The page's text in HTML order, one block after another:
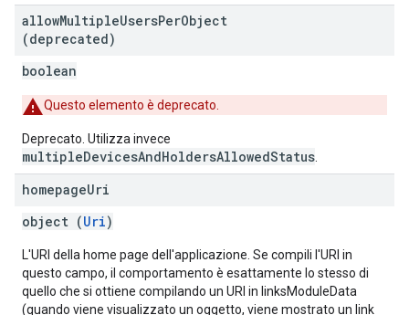
allowMultipleUsersPerObject
(deprecated)
boolean
Questo elemento è deprecato.
Deprecato. Utilizza invece
multipleDevicesAndHoldersAllowedStatus
homepageUri
object (Uri)
L'URI della home page dell'applicazione. Se compili l'URI in
questo campo, il comportamento è esattamente lo stesso di
quello che si ottiene compilando un URI in linksModuleData
(quando viene visualizzato un oggetto, viene mostrato un link